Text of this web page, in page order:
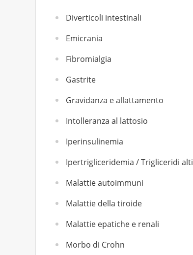
Diverticoli intestinali
Emicrania
Fibromialgia
Gastrite
Gravidanza e allattamento
Intolleranza al lattosio
Iperinsulinemia
Ipertrigliceridemia / Trigliceridi alti
Malattie autoimmuni
Malattie della tiroide
Malattie epatiche e renali
Morbo di Crohn